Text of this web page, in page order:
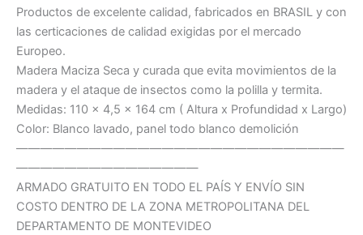
Productos de excelente calidad, fabricados en BRASIL y con
las certicaciones de calidad exigidas por el mercado
Europeo.
Madera Maciza Seca y curada que evita movimientos de la
madera y el ataque de insectos como la polilla y termita.
Medidas: 110 x 4,5 x 164 cm ( Altura x Profundidad x Largo)
Color: Blanco lavado, panel todo blanco demolición
———————————————————————————
———————————————
ARMADO GRATUITO EN TODO EL PAÍS Y ENVÍO SIN
COSTO DENTRO DE LA ZONA METROPOLITANA DEL
DEPARTAMENTO DE MONTEVIDEO